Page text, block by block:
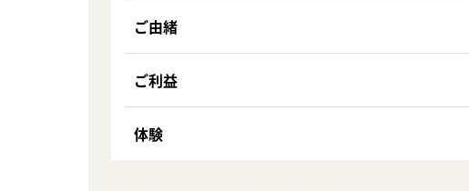
ご由緒
ご利益
体験